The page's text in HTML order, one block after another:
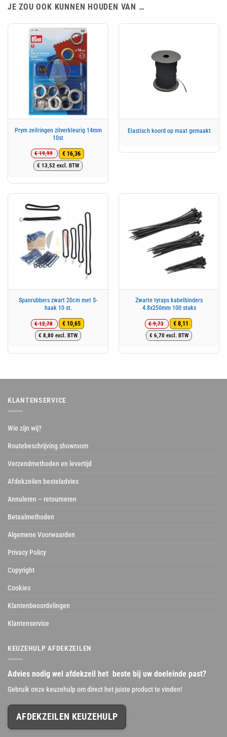
JE ZOU OOK KUNNEN HOUDEN VAN …
Prym zeilringen zilverkleurig 14mm
10st
€19,99
Oorspronkelijke
prijs
€ 19,99.
€ 16,36
Huidige
prijs
€ 16,36.
€ 13,52 excl. BTW
Elastisch koord op maat gemaakt
Spanrubbers zwart 20cm met S-
haak 10 st.
€12,78
Oorspronkelijke
prijs
€ 12,78.
€ 10,65
Huidige
prijs
€ 10,65.
€ 8,80 excl. BTW
Zwarte tyraps kabelbinders
4.8x250mm 100 stuks
€9,73
Oorspronkelijke
prijs
€ 9,73.
€ 8,11
Huidige
prijs
€ 8,11.
€ 6,70 excl. BTW
KLANTENSERVICE
Wie zijn wij?
Routebeschrijving showroom
Verzendmethoden en levertijd
Afdekzeilen besteladvies
Annuleren – retourneren
Betaalmethoden
Algemene Voorwaarden
Privacy Policy
Copyright
Cookies
Klantenbeoordelingen
Klantenservice
KEUZEHULP AFDEKZEILEN
Advies nodig wel afdekzeil het beste bij uw doeleinde past?
Gebruik onze keuzehulp om direct het juiste product te vinden!
AFDEKZEILEN KEUZEHULP